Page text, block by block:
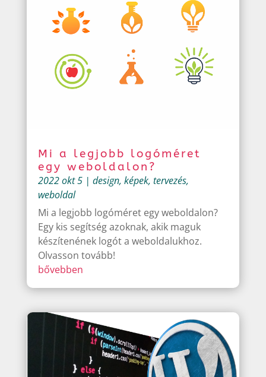
Mi a legjobb logóméret
egy weboldalon?
2022 okt 5| design, képek, tervezés,
weboldal
Mi a legjobb logóméret egy weboldalon?
Egy kis segítség azoknak, akik maguk
készítenének logót a weboldalukhoz.
Olvasson tovább!
bővebben